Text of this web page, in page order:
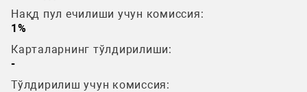
Нақд пул ечилиши учун комиссия:
1%
Карталарнинг тўлдирилиши:
-
Тўлдирилиш учун комиссия: